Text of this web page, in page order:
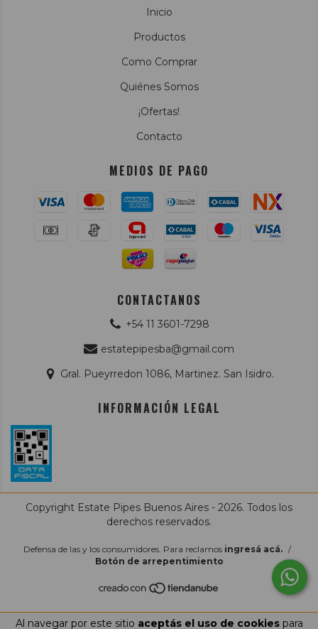
Al navegar por este sitio aceptás el uso de cookiespara
Inicio
Productos
Como Comprar
Quiénes Somos
¡Ofertas!
Contacto
MEDIOS DE PAGO
CONTACTANOS
+54 11 3601-7298
estatepipesba@gmail.com
Gral. Pueyrredon 1086, Martinez. San Isidro.
INFORMACIÓN LEGAL
Copyright Estate Pipes Buenos Aires - 2026. Todos los
derechos reservados.
Defensa de las y los consumidores. Para reclamos ingresá acá. /
Botón de arrepentimiento